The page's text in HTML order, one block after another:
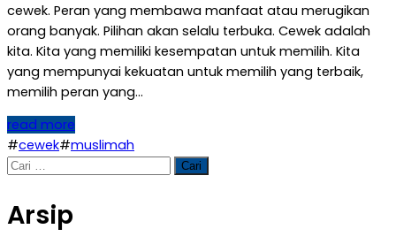
cewek. Peran yang membawa manfaat atau merugikan
orang banyak. Pilihan akan selalu terbuka. Cewek adalah
kita. Kita yang memiliki kesempatan untuk memilih. Kita
yang mempunyai kekuatan untuk memilih yang terbaik,
memilih peran yang…
read more
#cewek#muslimah
Cari
Arsip